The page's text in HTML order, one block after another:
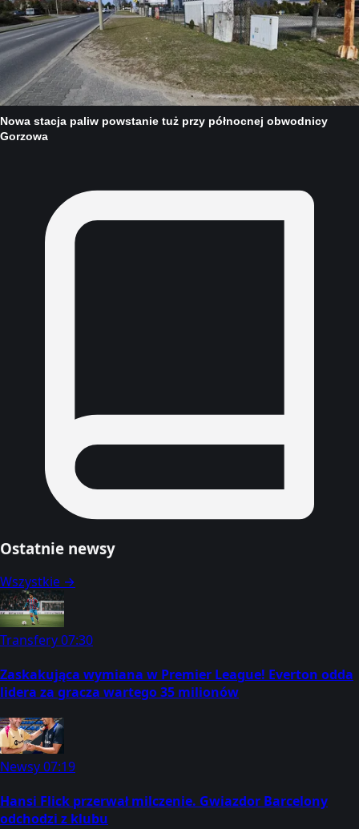
Ostatnie newsy
Wszystkie →
Transfery07:30
Zaskakująca wymiana w Premier League! Everton odda
lidera za gracza wartego 35 milionów
Newsy07:19
Hansi Flick przerwał milczenie. Gwiazdor Barcelony
odchodzi z klubu